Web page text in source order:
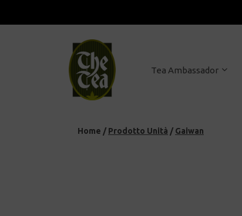
Tea Ambassador
Home / Prodotto Unità / Gaiwan